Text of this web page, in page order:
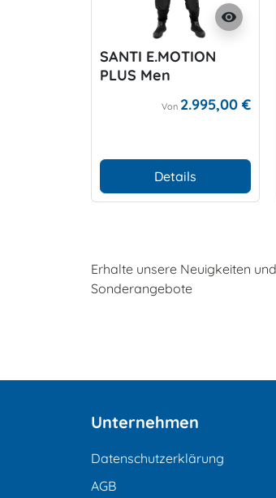
visibility
SANTI E.MOTION
PLUS Men
Von 2.995,00 €
Details
Erhalte unsere Neuigkeiten und
Sonderangebote
Unternehmen
Datenschutzerklärung
AGB